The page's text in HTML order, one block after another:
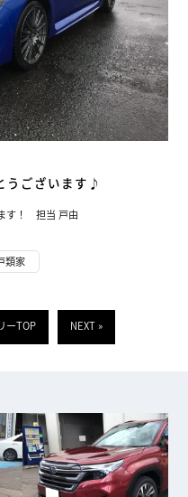
うございます♪
す！ 担当 戸由
類家
ーTOP NEXT »